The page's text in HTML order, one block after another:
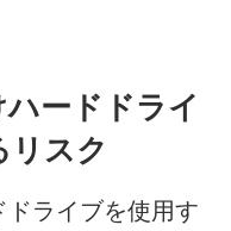
ードドライ
リスク
ライブを使用す